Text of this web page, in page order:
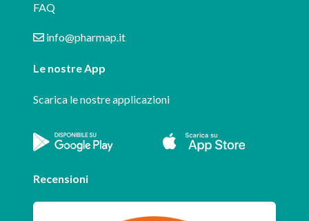
FAQ
info@pharmap.it
Le nostre App
Scarica le nostre applicazioni
Recensioni